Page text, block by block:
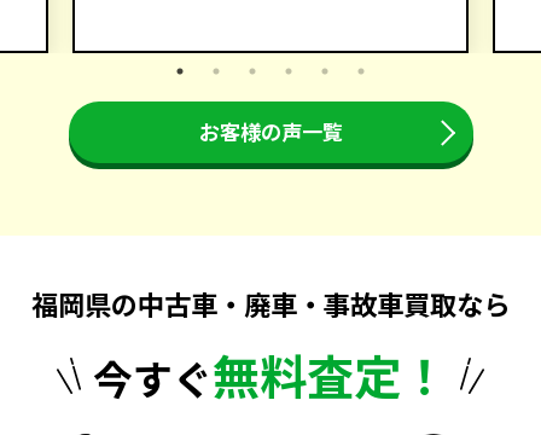
お客様の声一覧
福岡県の中古車・廃車・事故車買取なら
今すぐ無料査定！